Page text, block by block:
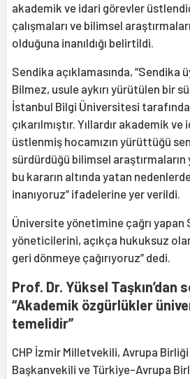
akademik ve idari görevler
çalışmaları ve bilimsel
olduğuna inanıldığı belirtildi.
Sendika açıklamasında, “Sendika
Bilmez, usule aykırı yürütülen bir
İstanbul Bilgi Üniversitesi
çıkarılmıştır. Yıllardır akademik
üstlenmiş hocamızın yürüttüğü
sürdürdüğü bilimsel araştırmaların
bu kararın altında yatan
inanıyoruz” ifadelerine yer verildi.
Üniversite yönetimine çağrı yapan
yöneticilerini, açıkça hukuksuz
geri dönmeye çağırıyoruz” dedi.
Prof. Dr. Yüksel Taşkın’dan
“Akademik özgürlükler
temelidir”
CHP İzmir Milletvekili, Avrupa
Başkanvekili ve Türkiye-Avrupa